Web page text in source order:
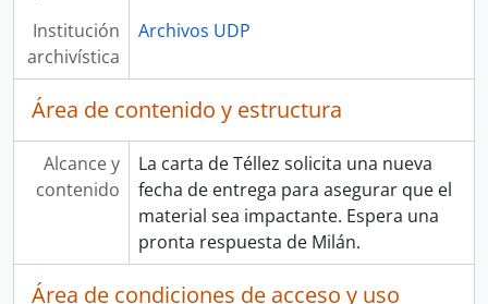
Institución
archivística
Archivos UDP
Área de contenido y estructura
Alcance y
contenido
La carta de Téllez solicita una nueva
fecha de entrega para asegurar que el
material sea impactante. Espera una
pronta respuesta de Milán.
Área de condiciones de acceso y uso